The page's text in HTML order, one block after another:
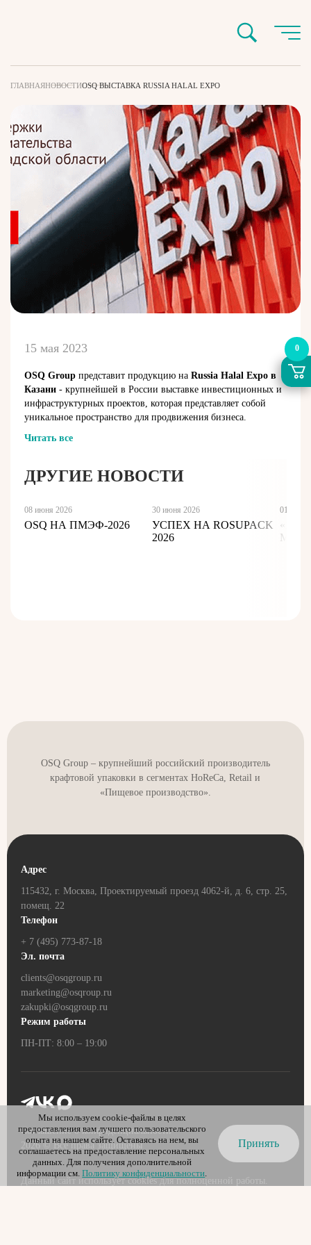
ГЛАВНАЯНОВОСТИOSQ ВЫСТАВКА RUSSIA HALAL EXPO
ДРУГИЕ НОВОСТИ
08 июня 2026
OSQ НА ПМЭФ-2026
30 июня 2026
УСПЕХ НА ROSUPACK
2026
01 июня
15 мая 2023
OSQ Group представит продукцию на Russia Halal Expo в
Казани - крупнейшей в России выставке инвестиционных и
инфраструктурных проектов, которая представляет собой
уникальное пространство для продвижения бизнеса.
Читать все
OSQ Group – крупнейший российский производитель
крафтовой упаковки в сегментах HoReCa, Retail и
«Пищевое производство».
Адрес
115432, г. Москва, Проектируемый проезд 4062-й, д. 6, стр. 25,
помещ. 22
Телефон
+ 7 (495) 773-87-18
Эл. почта
clients@osqgroup.ru
marketing@osqroup.ru
zakupki@osqgroup.ru
Режим работы
ПН-ПТ: 8:00 – 19:00
Соглашение о конфиденциальности
2026© Все права защищены
Данный сайт использует cookies для полноценной работы.
0
Мы используем cookie-файлы в целях
предоставления вам лучшего пользовательского
опыта на нашем сайте. Оставаясь на нем, вы
соглашаетесь на предоставление персональных
данных. Для получения дополнительной
информации см.Политику конфиденциальности.
Принять